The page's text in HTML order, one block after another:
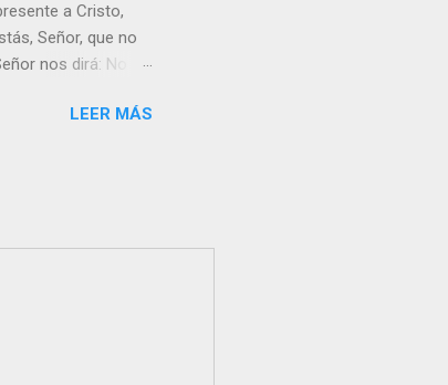
a Cristo,
Señor, que no
nos dirá: No
a nadie sólo con
LEER MÁS